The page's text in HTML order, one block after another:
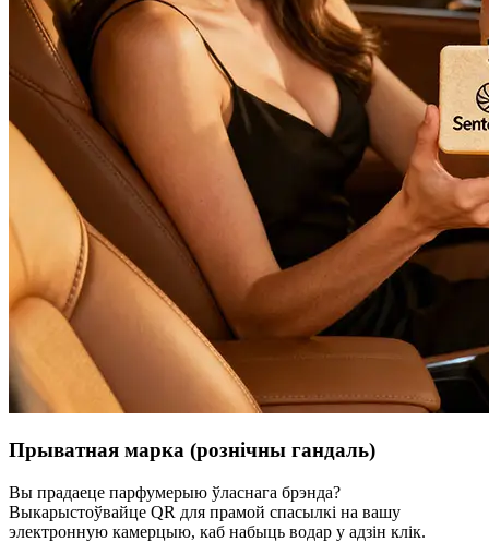
Прыватная марка (рознічны гандаль)
Вы прадаеце парфумерыю ўласнага брэнда?
Выкарыстоўвайце QR для прамой спасылкі на вашу
электронную камерцыю, каб набыць водар у адзін клік.